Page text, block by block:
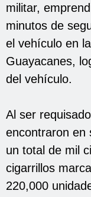
militar,
minutos de
el vehículo en
Guayacanes,
del vehículo.
Al ser
encontraron en
un total de mil
cigarrillos
220,000